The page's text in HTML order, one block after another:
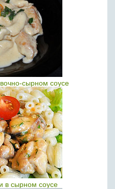
сырном соусе
в сырном соусе